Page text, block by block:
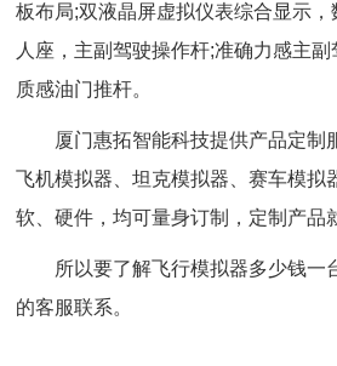
板布局;双液晶屏虚拟仪表综合显示，
人座，主副驾驶操作杆;准确力感主
质感油门推杆。
厦门惠拓智能科技提供产品定制服
飞机模拟器、坦克模拟器、赛车模拟
软、硬件，均可量身订制，定制产品
所以要了解飞行模拟器多少钱一
的客服联系。